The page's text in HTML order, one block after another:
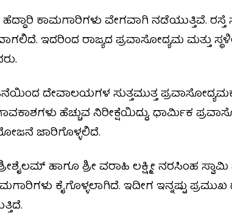
ಹೆದ್ದಾರಿ ಕಾಮಗಾರಿಗಳು ವೇಗವಾಗಿ ನಡೆಯುತ್ತಿವೆ.
ಇದರಿಂದ ರಾಜ್ಯದ ಪ್ರವಾಸೋದ್ಯಮ ಮತ್ತು
ದೇವಾಲಯಗಳ ಸುತ್ತಮುತ್ತ
ಹೆಚ್ಚುವ ನಿರೀಕ್ಷೆಯಿದ್ದು, ಧಾರ್ಮಿಕ
ಜಾರಿಗೊಳ್ಳಲಿದೆ.
ಹಾಗೂ ಶ್ರೀ ವರಾಹಿ ಲಕ್ಷ್ಮೀ ನರಸಿಂಹ
ಕೈಗೊಳ್ಳಲಾಗಿದೆ. ಇದೀಗ ಇನ್ನಷ್ಟು